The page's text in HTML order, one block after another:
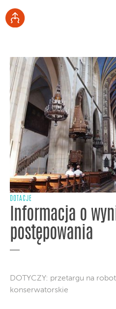
DOTACJE
Informacja o
postępowania
DOTYCZY: przetargu na
konserwatorskie